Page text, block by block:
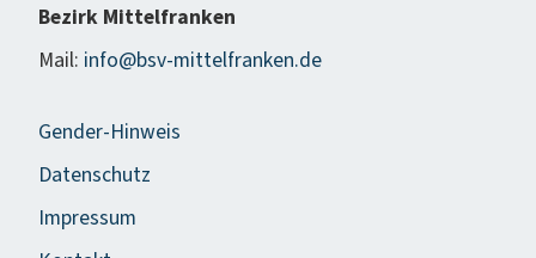
Bezirk Mittelfranken
Mail: info@bsv-mittelfranken.de
Gender-Hinweis
Datenschutz
Impressum